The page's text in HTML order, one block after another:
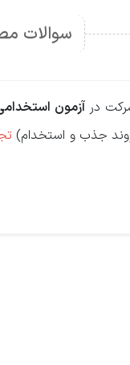
سوالات
درآزمون استخدامی
جذب و استخدام)